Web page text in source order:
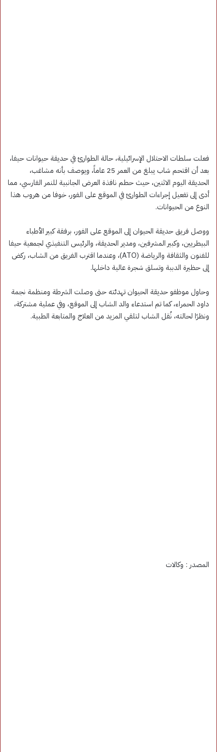
فعلت سلطات الاحتلال الإسرائيلية، حالة الطوارئ في حديقة حيوانات حيفا،
بعد أن اقتحم شاب يبلغ من العمر 25 عاماً، ويوصف بأنه مشاغب،
الحديقة اليوم الاثنين، حيث حطم نافذة العرض الجانبية للنمر الفارسي، مما
أدى إلى تفعيل إجراءات الطوارئ في الموقع على الفور، خوفا من هروب هذا
النوع من الحيوانات.
ووصل فريق حديقة الحيوان إلى الموقع على الفور، برفقة كبير الأطباء
البيطريين، وكبير المشرفين، ومدير الحديقة، والرئيس التنفيذي لجمعية حيفا
للفنون والثقافة والرياضة (ATO)، وعندما اقترب الفريق من الشاب، ركض
إلى حظيرة الدببة وتسلق شجرة عالية داخلها.
وحاول موظفو حديقة الحيوان تهدئته حتى وصلت الشرطة ومنظمة نجمة
داود الحمراء، كما تم استدعاء والد الشاب إلى الموقع، وفي عملية مشتركة،
ونظرًا لحالته، نُقل الشاب لتلقي المزيد من العلاج والمتابعة الطبية.
المصدر : وكالات